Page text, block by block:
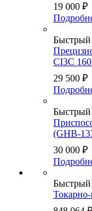
19 000 ₽
Быстрый
CI3C
29 500 ₽
Быстрый
(GHB-
30 000 ₽
Быстрый